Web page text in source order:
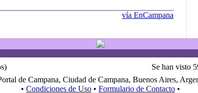
vía EnCampana
Se han visto
de Campana, Ciudad de Campana, Buenos Aires,
• Condiciones de Uso • Formulario de Contacto •